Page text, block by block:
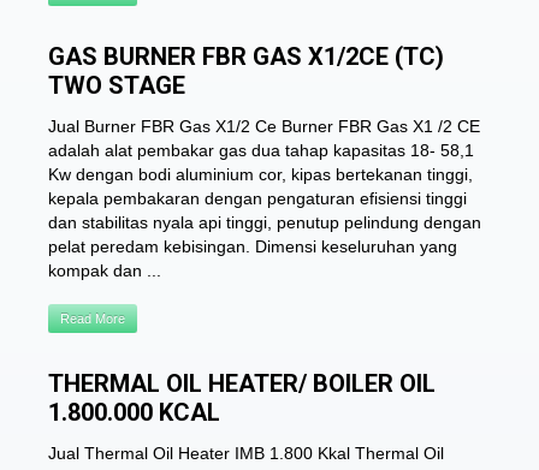
GAS BURNER FBR GAS X1/2CE (TC)
TWO STAGE
Jual Burner FBR Gas X1/2 Ce Burner FBR Gas X1 /2 CE
adalah alat pembakar gas dua tahap kapasitas 18- 58,1
Kw dengan bodi aluminium cor, kipas bertekanan tinggi,
kepala pembakaran dengan pengaturan efisiensi tinggi
dan stabilitas nyala api tinggi, penutup pelindung dengan
pelat peredam kebisingan. Dimensi keseluruhan yang
kompak dan ...
Read More
THERMAL OIL HEATER/ BOILER OIL
1.800.000 KCAL
Jual Thermal Oil Heater IMB 1.800 Kkal Thermal Oil